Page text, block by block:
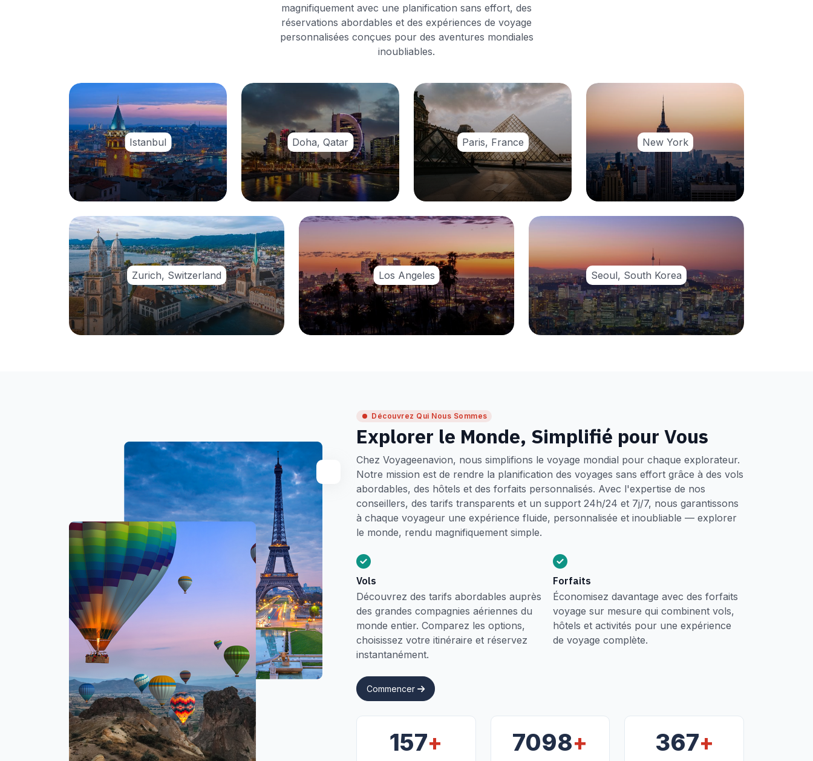
magnifiquement avec une planification sans effort, des
réservations abordables et des expériences de voyage
personnalisées conçues pour des aventures mondiales
inoubliables.
Istanbul Doha, Qatar Paris, France New York
Zurich, Switzerland Los Angeles Seoul, South Korea
Découvrez Qui Nous Sommes
Explorer le Monde, Simplifié pour Vous
Chez Voyageenavion, nous simplifions le voyage mondial pour chaque explorateur.
Notre mission est de rendre la planification des voyages sans effort grâce à des vols
abordables, des hôtels et des forfaits personnalisés. Avec l'expertise de nos
conseillers, des tarifs transparents et un support 24h/24 et 7j/7, nous garantissons
à chaque voyageur une expérience fluide, personnalisée et inoubliable — explorer
le monde, rendu magnifiquement simple.
Vols
Découvrez des tarifs abordables auprès
des grandes compagnies aériennes du
monde entier. Comparez les options,
choisissez votre itinéraire et réservez
instantanément.
Forfaits
Économisez davantage avec des forfaits
voyage sur mesure qui combinent vols,
hôtels et activités pour une expérience
de voyage complète.
Commencer
157+ 7098+ 367+